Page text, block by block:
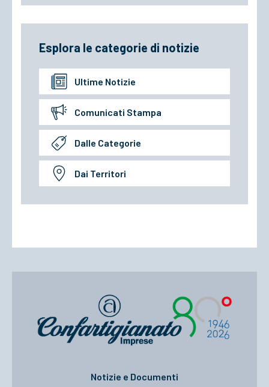
Esplora le categorie di notizie
Ultime Notizie
Comunicati Stampa
Dalle Categorie
Dai Territori
Notizie e Documenti